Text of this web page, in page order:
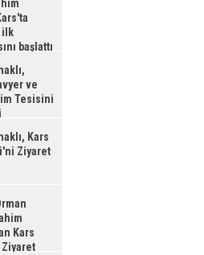
ilk
başlattı
ve
Tesisini
Kars
Ziyaret
Kars